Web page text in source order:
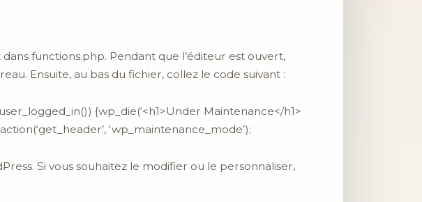
functions.php. Pendant que l’éditeur est ouvert,
Ensuite, au bas du fichier, collez le code suivant :
{wp_die(‘<h1>Under Maintenance</h1>
‘wp_maintenance_mode’);
Si vous souhaitez le modifier ou le personnaliser,